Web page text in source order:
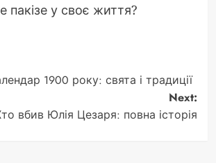
пакізе у своє життя?
1900 року: свята і традиції
Next:
вбив Юлія Цезаря: повна історія